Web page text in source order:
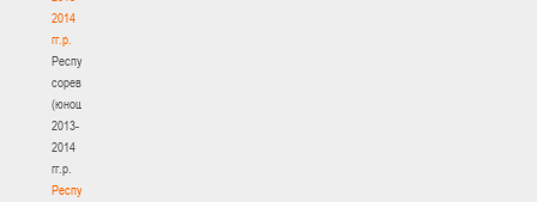
2014
гг.р.
Республиканские
соревнования
(юноши)
2013-
2014
гг.р.
Республиканские